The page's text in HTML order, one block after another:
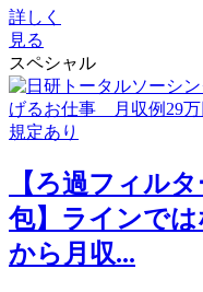
詳しく
見る
スペシャル
【ろ過フィル
包】ラインで
から月収...